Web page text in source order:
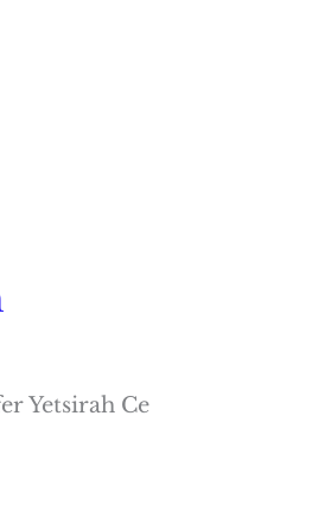
Yetsirah Ce